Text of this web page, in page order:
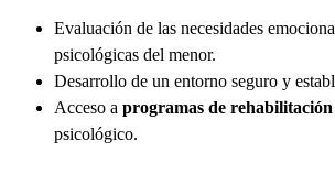
Evaluación de las necesidades
psicológicas del menor.
Desarrollo de un entorno seguro y
Acceso a programas de rehabilitación
psicológico.